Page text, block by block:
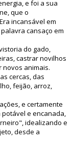
e foi a sua
que o
incansável em
cansaço em
do gado,
castrar novilhos
novos animais.
cercas, das
feijão, arroz,
e certamente
potável e encanada,
idealizando e
desde a